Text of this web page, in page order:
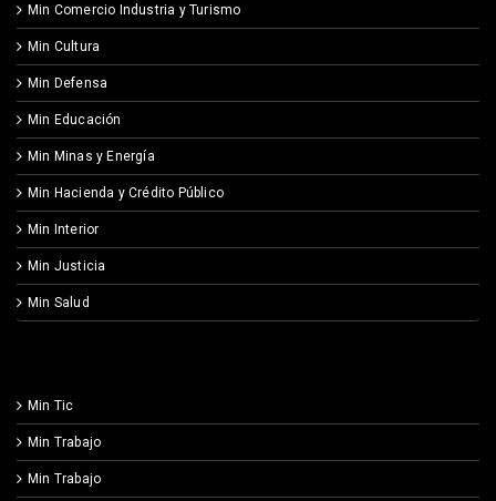
Min Comercio Industria y Turismo
Min Cultura
Min Defensa
Min Educación
Min Minas y Energía
Min Hacienda y Crédito Público
Min Interior
Min Justicia
Min Salud
Min Tic
Min Trabajo
Min Trabajo